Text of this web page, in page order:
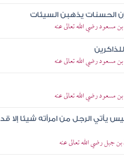
إن الحسنات يذهبن السيئات
مسعود رضي الله تعالى عنه
مسعود رضي الله تعالى عنه
مسعود رضي الله تعالى عنه
يأتي الرجل من امرأته شيئا إلا قد
جبل رضي الله تعالى عنه